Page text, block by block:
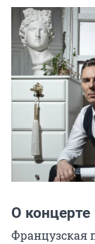
О концерте
Французская